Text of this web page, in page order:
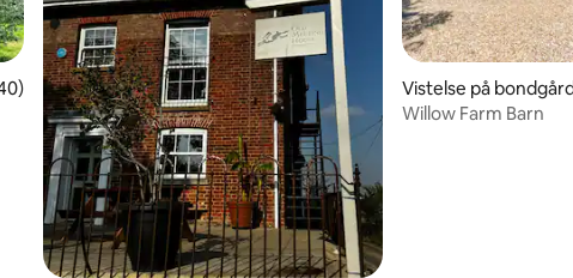
i genomsnittligt betyg, 40 omdömen Vistelse på
Willow Farm Barn